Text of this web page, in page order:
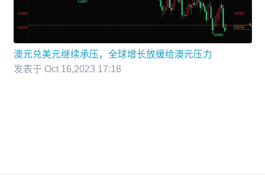
澳元兑美元继续承压，全球增长放缓给澳元压力
发表于 Oct 16,2023 17:18